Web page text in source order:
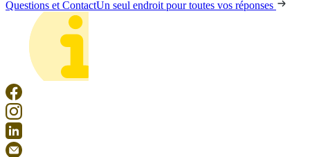
Questions et ContactUn seul endroit pour toutes vos réponses